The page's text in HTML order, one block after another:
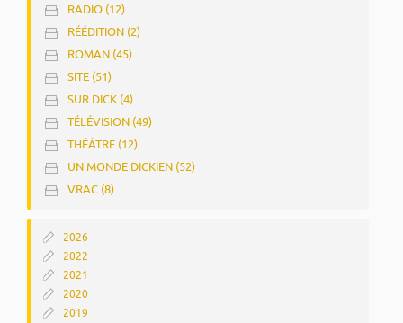
RADIO (12)
RÉÉDITION (2)
ROMAN (45)
SITE (51)
SUR DICK (4)
TÉLÉVISION (49)
THÉÂTRE (12)
UN MONDE DICKIEN (52)
VRAC (8)
2026
2022
2021
2020
2019